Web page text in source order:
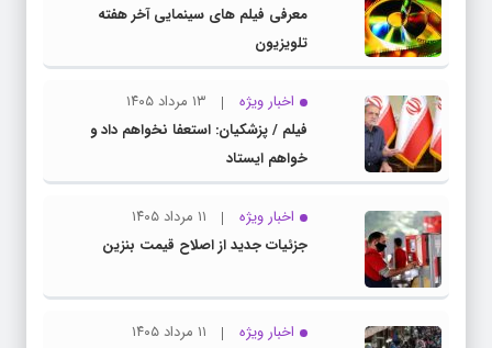
معرفی فیلم های سینمایی آخر هفته
تلویزیون
اخبار ویژه
۱۳ مرداد ۱۴۰۵
فیلم / پزشکیان: استعفا نخواهم داد و
خواهم ایستاد
اخبار ویژه
۱۱ مرداد ۱۴۰۵
جزئیات جدید از اصلاح قیمت بنزین
اخبار ویژه
۱۱ مرداد ۱۴۰۵